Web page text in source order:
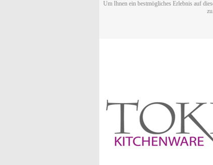
Um Ihnen ein bestmögliches Erlebnis auf